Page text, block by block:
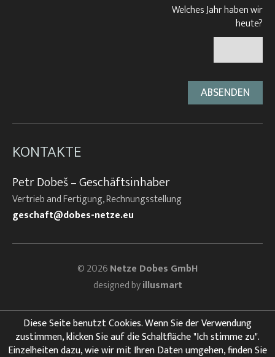
Welches Jahr haben wir
heute?
KONTAKTE
Petr Dobeš – Geschäftsinhaber
Vertrieb and Fertigung, Rechnungsstellung
geschaft@dobes-netze.eu
© 2026Netze Dobes GmbH
designed byillusmart
Diese Seite benutzt Cookies. Wenn Sie der Verwendung
zustimmen, klicken Sie auf die Schaltfläche "Ich stimme zu".
Einzelheiten dazu, wie wir mit Ihren Daten umgehen, finden Sie